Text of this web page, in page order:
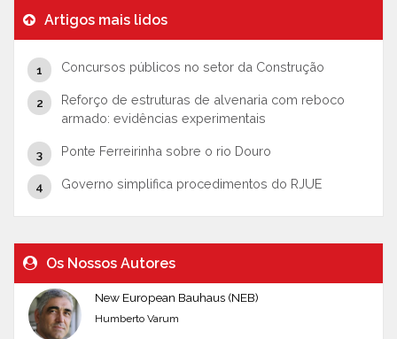
Artigos mais lidos
Concursos públicos no setor da Construção
Reforço de estruturas de alvenaria com reboco
armado: evidências experimentais
Ponte Ferreirinha sobre o rio Douro
Governo simplifica procedimentos do RJUE
Os Nossos Autores
New European Bauhaus (NEB)
Humberto Varum